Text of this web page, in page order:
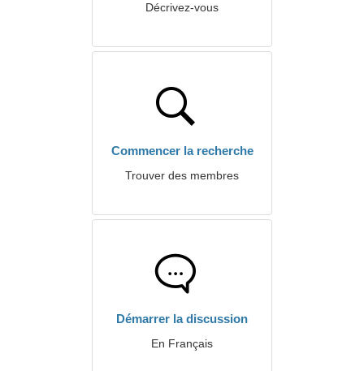
Décrivez-vous
Commencer la recherche
Trouver des membres
Démarrer la discussion
En Français